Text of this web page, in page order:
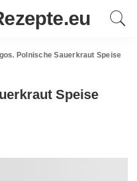
Polnische Sauerkraut Speise
Speise